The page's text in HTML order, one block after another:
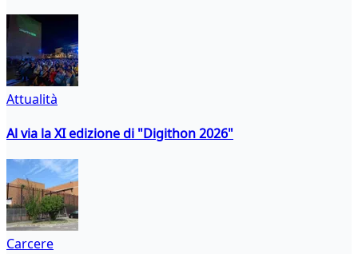
Attualità
Al via la XI edizione di "Digithon 2026"
Carcere